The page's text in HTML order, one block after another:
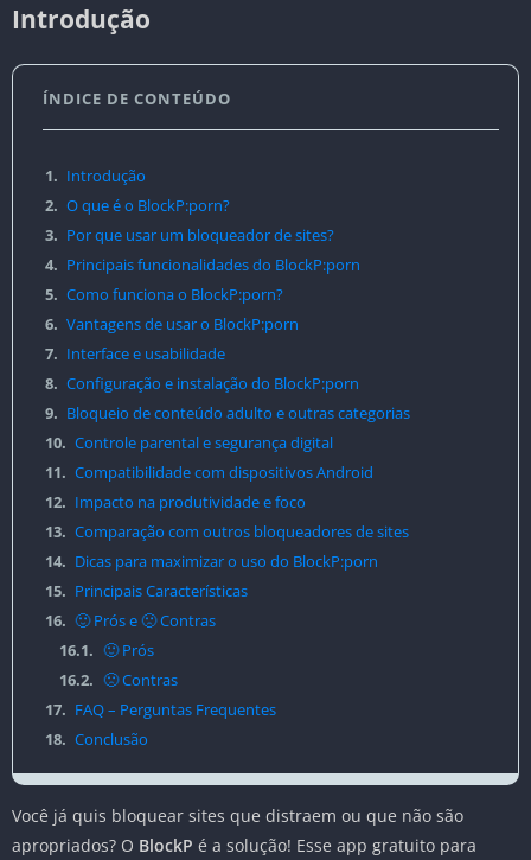
Introdução
ÍNDICE DE CONTEÚDO
1. Introdução
2. O que é o BlockP:porn?
3. Por que usar um bloqueador de sites?
4. Principais funcionalidades do BlockP:porn
5. Como funciona o BlockP:porn?
6. Vantagens de usar o BlockP:porn
7. Interface e usabilidade
8. Configuração e instalação do BlockP:porn
9. Bloqueio de conteúdo adulto e outras categorias
10. Controle parental e segurança digital
11. Compatibilidade com dispositivos Android
12. Impacto na produtividade e foco
13. Comparação com outros bloqueadores de sites
14. Dicas para maximizar o uso do BlockP:porn
15. Principais Características
16. 🙂 Prós e 🙁 Contras
16.1. 🙂 Prós
16.2. 🙁 Contras
17. FAQ – Perguntas Frequentes
18. Conclusão
Você já quis bloquear sites que distraem ou que não são
apropriados? O BlockP é a solução! Esse app gratuito para